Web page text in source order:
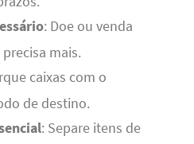
: Doe ou venda
mais.
caixas com o
de destino.
: Separe itens de